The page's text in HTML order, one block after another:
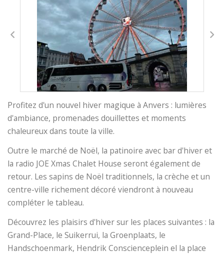
Profitez d'un nouvel hiver magique à Anvers : lumières
d'ambiance, promenades douillettes et moments
chaleureux dans toute la ville.
Outre le marché de Noël, la patinoire avec bar d'hiver et
la radio JOE Xmas Chalet House seront également de
retour. Les sapins de Noël traditionnels, la crèche et un
centre-ville richement décoré viendront à nouveau
compléter le tableau.
Découvrez les plaisirs d'hiver sur les places suivantes : la
Grand-Place, le Suikerrui, la Groenplaats, le
Handschoenmark, Hendrik Conscienceplein el la place